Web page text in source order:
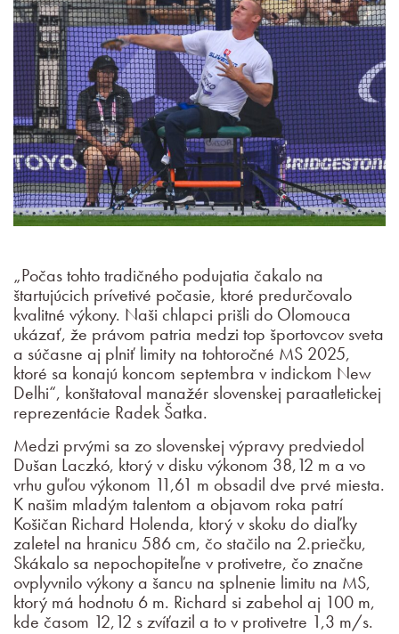
„Počas tohto tradičného podujatia čakalo na
štartujúcich prívetivé počasie, ktoré predurčovalo
kvalitné výkony. Naši chlapci prišli do Olomouca
ukázať, že právom patria medzi top športovcov sveta
a súčasne aj plniť limity na tohtoročné MS 2025,
ktoré sa konajú koncom septembra v indickom New
Delhi“, konštatoval manažér slovenskej paraatletickej
reprezentácie Radek Šatka.
Medzi prvými sa zo slovenskej výpravy predviedol
Dušan Laczkó, ktorý v disku výkonom 38,12 m a vo
vrhu guľou výkonom 11,61 m obsadil dve prvé miesta.
K našim mladým talentom a objavom roka patrí
Košičan Richard Holenda, ktorý v skoku do diaľky
zaletel na hranicu 586 cm, čo stačilo na 2.priečku,
Skákalo sa nepochopiteľne v protivetre, čo značne
ovplyvnilo výkony a šancu na splnenie limitu na MS,
ktorý má hodnotu 6 m. Richard si zabehol aj 100 m,
kde časom 12,12 s zvíťazil a to v protivetre 1,3 m/s.